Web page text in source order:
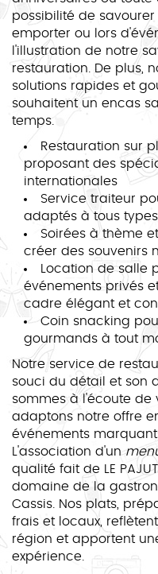
possibilité de
emporter ou lors
l'illustration de notre
restauration. De plus,
solutions rapides et
souhaitent un encas
temps.
Restauration sur
proposant des
internationales
Service traiteur
adaptés à tous
Soirées à thème
créer des souvenirs
Location de salle
événements privés
cadre élégant et
Coin snacking
gourmands à tout
Notre service de
souci du détail et son
sommes à l'écoute de
adaptons notre offre
événements
L'association d'un
qualité fait de LE
domaine de la
Cassis. Nos plats,
frais et locaux,
région et apportent
expérience.